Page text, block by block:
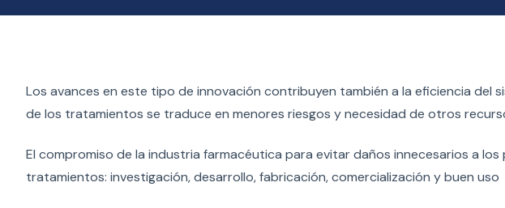
Los avances en este tipo de innovación contribuyen también a la eficiencia del
de los tratamientos se traduce en menores riesgos y necesidad de otros
El compromiso de la industria farmacéutica para evitar daños innecesarios a
tratamientos: investigación, desarrollo, fabricación, comercialización y buen uso